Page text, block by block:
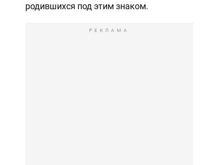
родившихся под этим знаком.
РЕКЛАМА